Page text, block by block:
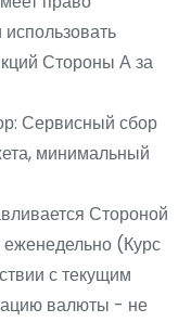
Стороны А за
Сервисный сбор
минимальный
Стороной
(Курс
с текущим
валюты - не